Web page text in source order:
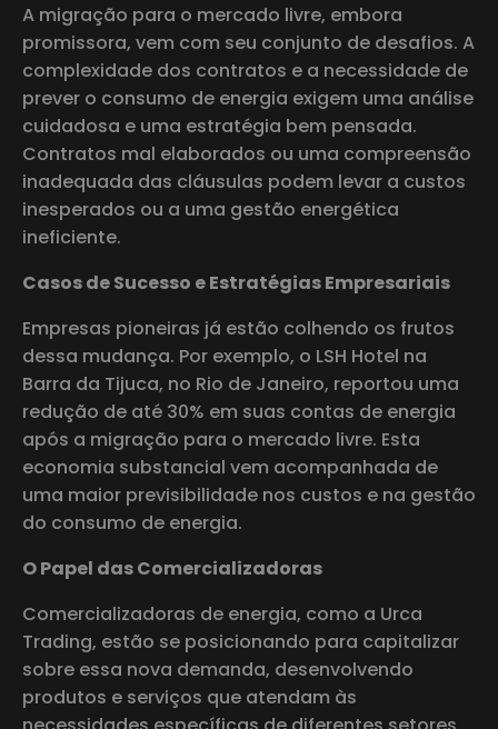
A migração para o mercado livre, embora
promissora, vem com seu conjunto de desafios. A
complexidade dos contratos e a necessidade de
prever o consumo de energia exigem uma análise
cuidadosa e uma estratégia bem pensada.
Contratos mal elaborados ou uma compreensão
inadequada das cláusulas podem levar a custos
inesperados ou a uma gestão energética
ineficiente.
Casos de Sucesso e Estratégias Empresariais
Empresas pioneiras já estão colhendo os frutos
dessa mudança. Por exemplo, o LSH Hotel na
Barra da Tijuca, no Rio de Janeiro, reportou uma
redução de até 30% em suas contas de energia
após a migração para o mercado livre. Esta
economia substancial vem acompanhada de
uma maior previsibilidade nos custos e na gestão
do consumo de energia.
O Papel das Comercializadoras
Comercializadoras de energia, como a Urca
Trading, estão se posicionando para capitalizar
sobre essa nova demanda, desenvolvendo
produtos e serviços que atendam às